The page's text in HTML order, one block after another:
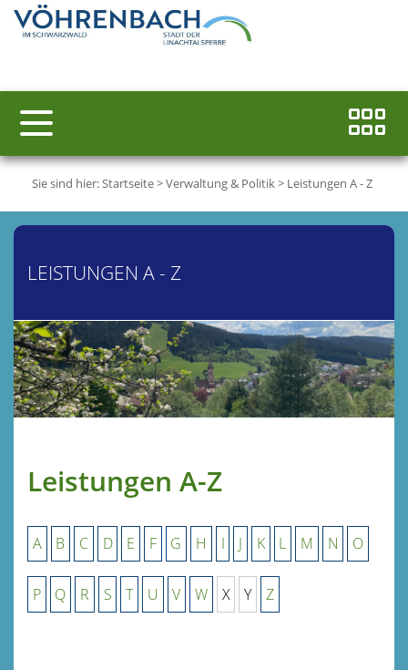
Sie sind hier:Startseite>Verwaltung & Politik> Leistungen A - Z
LEISTUNGEN A - Z
Leistungen A-Z
A B C D E F G H I J K L M N O
P Q R S T U V W X Y Z